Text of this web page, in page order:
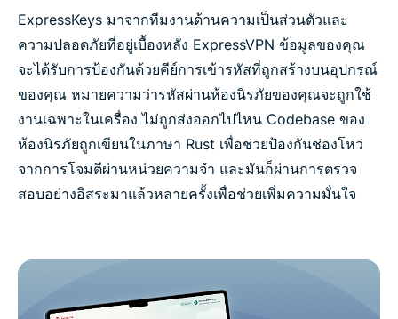
ExpressKeys มาจากทีมงานด้านความเป็นส่วนตัวและ
ความปลอดภัยที่อยู่เบื้องหลัง ExpressVPN ข้อมูลของคุณ
จะได้รับการป้องกันด้วยคีย์การเข้ารหัสที่ถูกสร้างบนอุปกรณ์
ของคุณ หมายความว่ารหัสผ่านห้องนิรภัยของคุณจะถูกใช้
งานเฉพาะในเครื่อง ไม่ถูกส่งออกไปไหน Codebase ของ
ห้องนิรภัยถูกเขียนในภาษา Rust เพื่อช่วยป้องกันช่องโหว่
จากการโจมตีผ่านหน่วยความจำ และมันก็ผ่านการตรวจ
สอบอย่างอิสระมาแล้วหลายครั้งเพื่อช่วยเพิ่มความมั่นใจ